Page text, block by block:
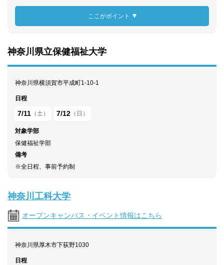
ここがポイント
神奈川県立保健福祉大学
神奈川県横須賀市平成町1-10-1
日程
7/11 （土） 7/12 （日）
対象学部
保健福祉学部
備考
※全日程、事前予約制
神奈川工科大学
オープンキャンパス・イベント情報はこちら
神奈川県厚木市下荻野1030
日程